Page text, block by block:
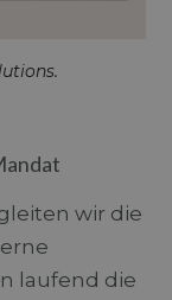
wir die
laufend die